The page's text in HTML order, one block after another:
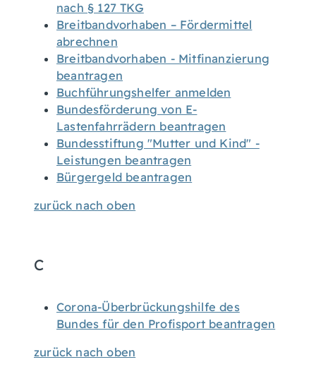
nach § 127 TKG
Breitbandvorhaben – Fördermittel
abrechnen
Breitbandvorhaben - Mitfinanzierung
beantragen
Buchführungshelfer anmelden
Bundesförderung von E-
Lastenfahrrädern beantragen
Bundesstiftung "Mutter und Kind" -
Leistungen beantragen
Bürgergeld beantragen
zurück nach oben
C
Corona-Überbrückungshilfe des
Bundes für den Profisport beantragen
zurück nach oben